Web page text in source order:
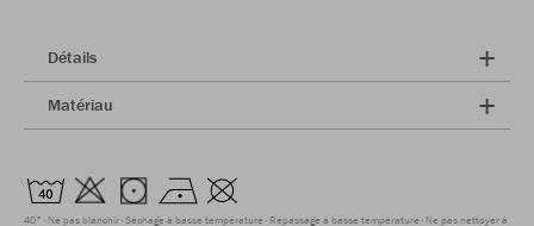
Détails
Matériau
40° Ne pas blanchir Séchage à basse température Repassage à basse température Ne pas nettoyer à